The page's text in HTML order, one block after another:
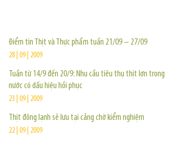
Điểm tin Thịt và Thực phẩm tuần 21/09 – 27/09
28 | 09 | 2009
Tuần từ 14/9 đến 20/9: Nhu cầu tiêu thụ thịt lợn trong
nước có dấu hiệu hồi phục
23 | 09 | 2009
Thịt đông lạnh sẽ lưu tại cảng chờ kiểm nghiệm
22 | 09 | 2009